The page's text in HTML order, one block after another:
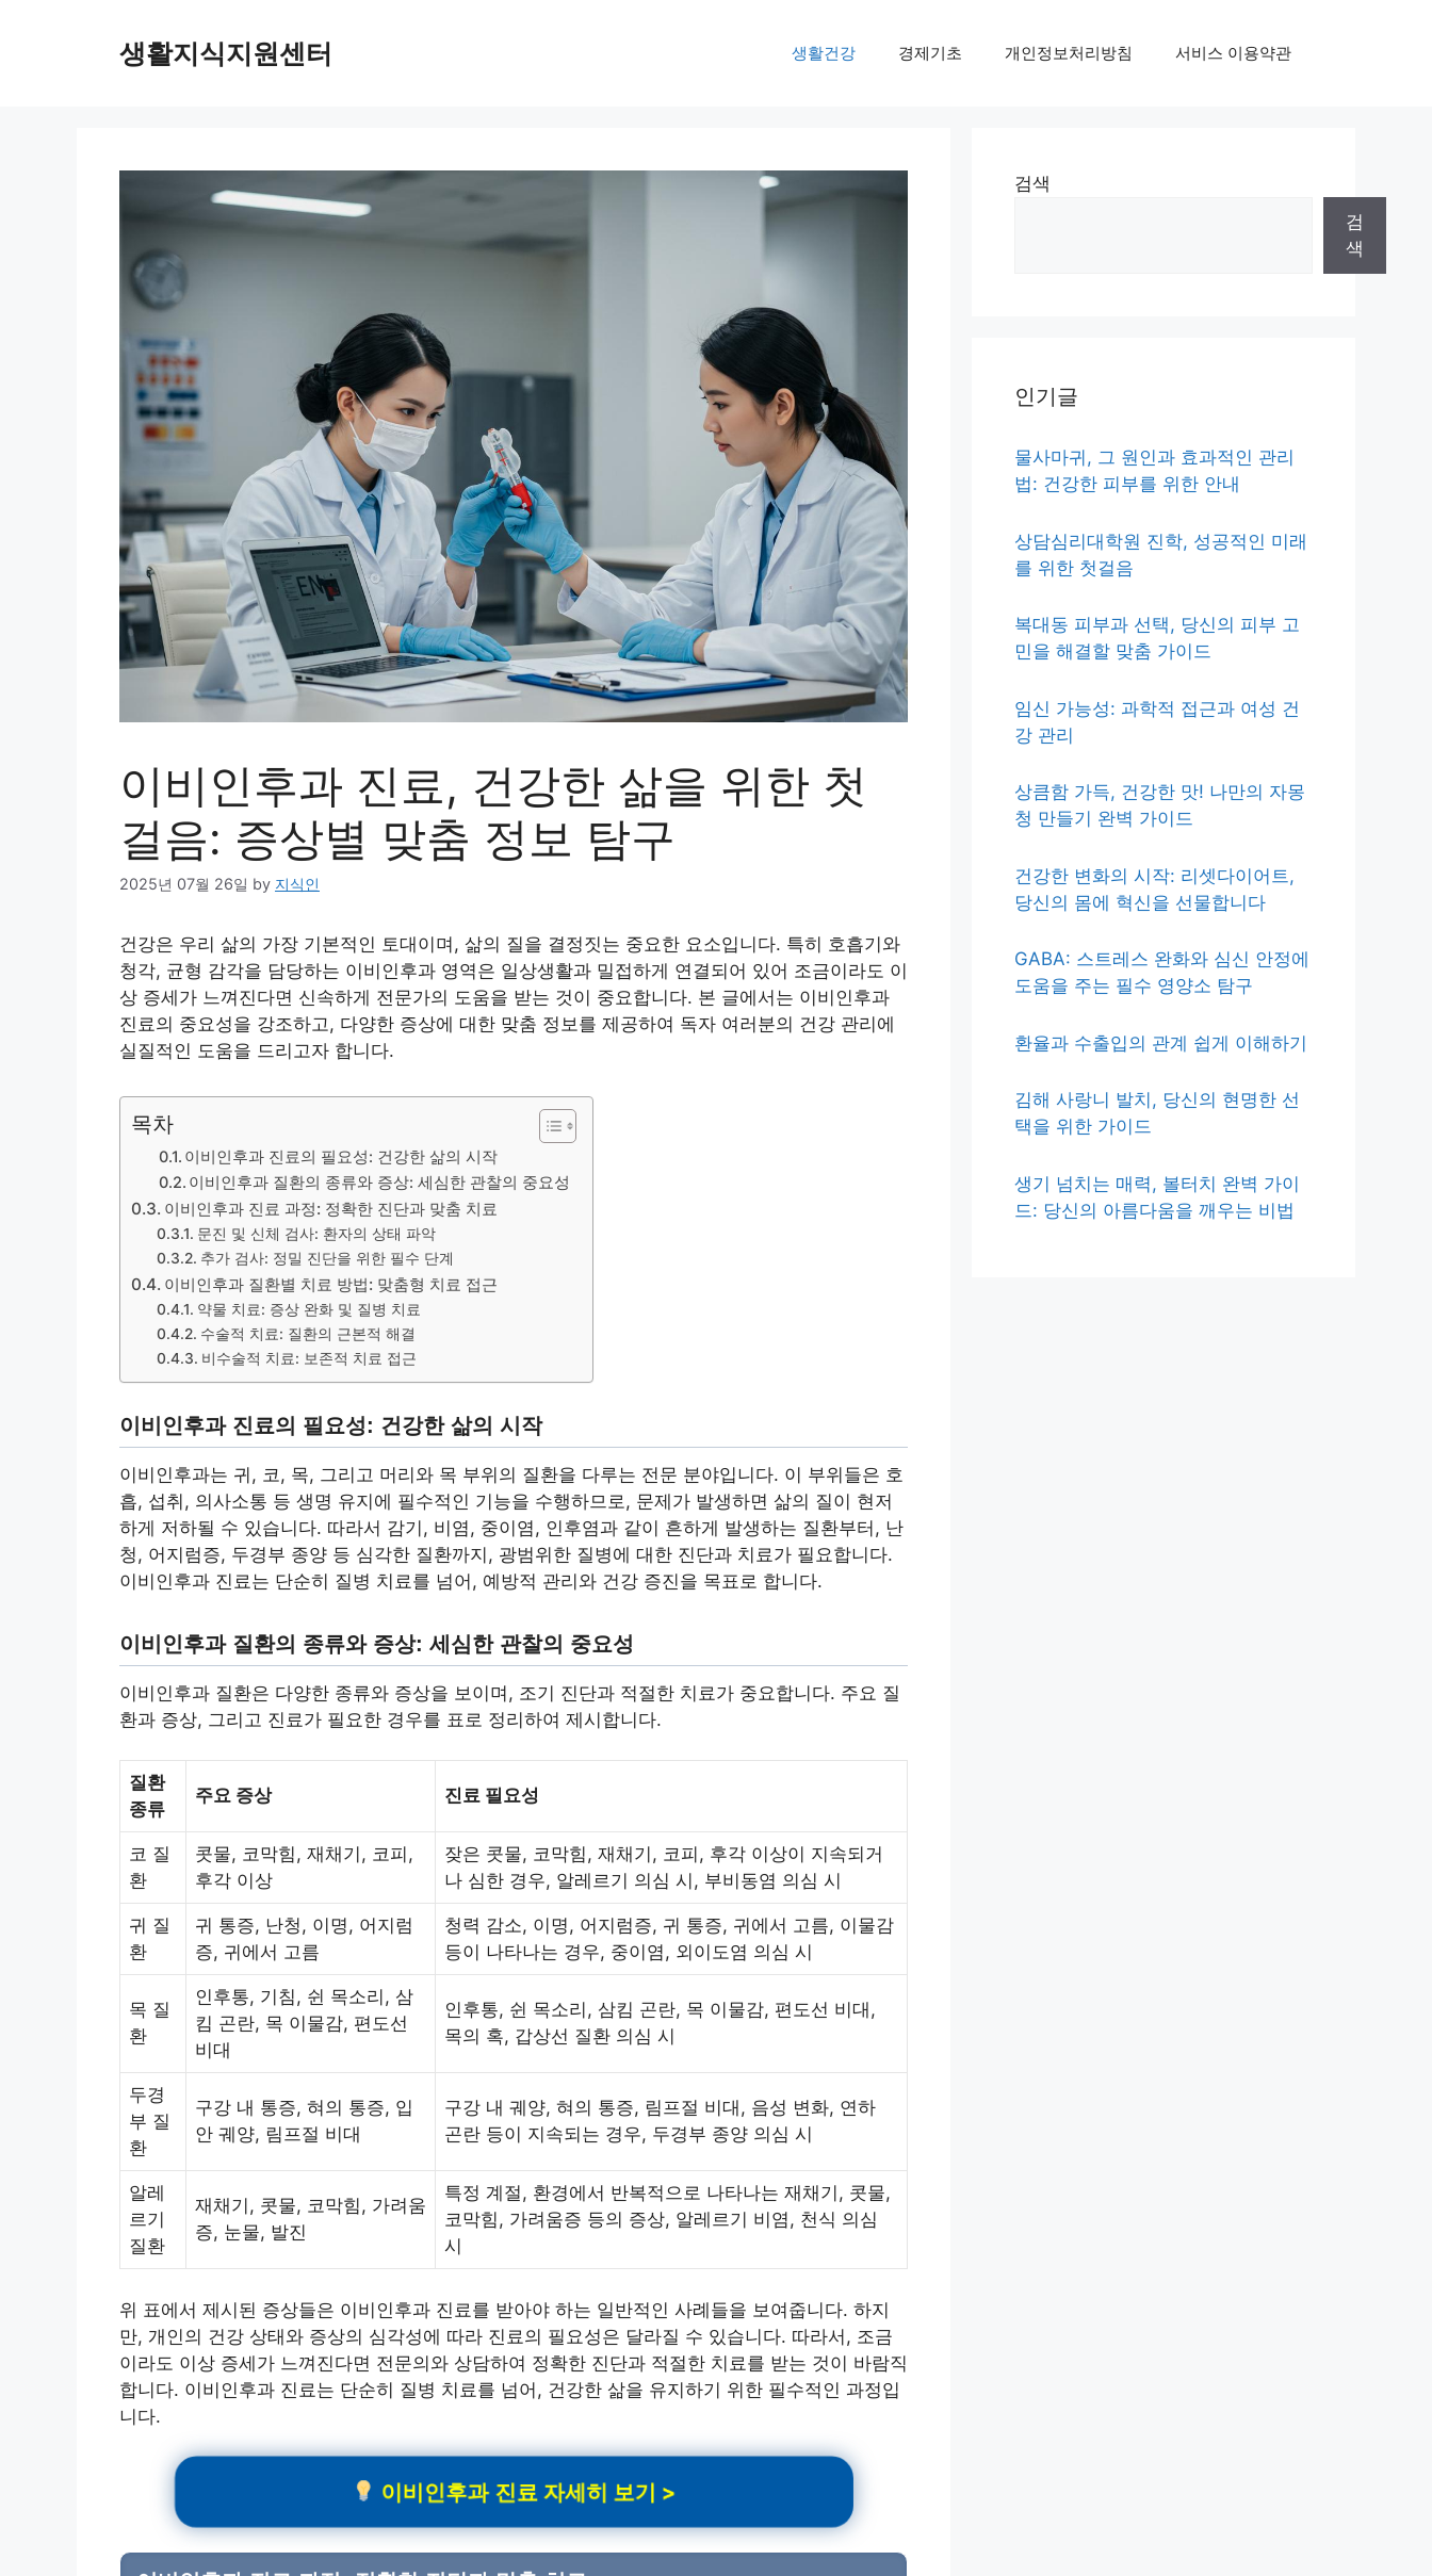
생활지식지원센터 생활건강 경제기초 개인정보처리방침 서비스 이용약관
이비인후과 진료, 건강한 삶을 위한 첫
걸음: 증상별 맞춤 정보 탐구
2025년 07월 26일 by 지식인
건강은 우리 삶의 가장 기본적인 토대이며, 삶의 질을 결정짓는 중요한 요소입니다. 특히 호흡기와
청각, 균형 감각을 담당하는 이비인후과 영역은 일상생활과 밀접하게 연결되어 있어 조금이라도 이
상 증세가 느껴진다면 신속하게 전문가의 도움을 받는 것이 중요합니다. 본 글에서는 이비인후과
진료의 중요성을 강조하고, 다양한 증상에 대한 맞춤 정보를 제공하여 독자 여러분의 건강 관리에
실질적인 도움을 드리고자 합니다.
목차
이비인후과 진료의 필요성: 건강한 삶의 시작
이비인후과 질환의 종류와 증상: 세심한 관찰의 중요성
이비인후과 진료 과정: 정확한 진단과 맞춤 치료
문진 및 신체 검사: 환자의 상태 파악
추가 검사: 정밀 진단을 위한 필수 단계
이비인후과 질환별 치료 방법: 맞춤형 치료 접근
약물 치료: 증상 완화 및 질병 치료
수술적 치료: 질환의 근본적 해결
비수술적 치료: 보존적 치료 접근
이비인후과 진료의 필요성: 건강한 삶의 시작
이비인후과는 귀, 코, 목, 그리고 머리와 목 부위의 질환을 다루는 전문 분야입니다. 이 부위들은 호
흡, 섭취, 의사소통 등 생명 유지에 필수적인 기능을 수행하므로, 문제가 발생하면 삶의 질이 현저
하게 저하될 수 있습니다. 따라서 감기, 비염, 중이염, 인후염과 같이 흔하게 발생하는 질환부터, 난
청, 어지럼증, 두경부 종양 등 심각한 질환까지, 광범위한 질병에 대한 진단과 치료가 필요합니다.
이비인후과 진료는 단순히 질병 치료를 넘어, 예방적 관리와 건강 증진을 목표로 합니다.
이비인후과 질환의 종류와 증상: 세심한 관찰의 중요성
이비인후과 질환은 다양한 종류와 증상을 보이며, 조기 진단과 적절한 치료가 중요합니다. 주요 질
환과 증상, 그리고 진료가 필요한 경우를 표로 정리하여 제시합니다.
질환
종류
주요 증상 진료 필요성
코 질
환
콧물, 코막힘, 재채기, 코피,
후각 이상
잦은 콧물, 코막힘, 재채기, 코피, 후각 이상이 지속되거
나 심한 경우, 알레르기 의심 시, 부비동염 의심 시
귀 질
환
귀 통증, 난청, 이명, 어지럼
증, 귀에서 고름
청력 감소, 이명, 어지럼증, 귀 통증, 귀에서 고름, 이물감
등이 나타나는 경우, 중이염, 외이도염 의심 시
목 질
환
인후통, 기침, 쉰 목소리, 삼
킴 곤란, 목 이물감, 편도선
비대
인후통, 쉰 목소리, 삼킴 곤란, 목 이물감, 편도선 비대,
목의 혹, 갑상선 질환 의심 시
두경
부 질
환
구강 내 통증, 혀의 통증, 입
안 궤양, 림프절 비대
구강 내 궤양, 혀의 통증, 림프절 비대, 음성 변화, 연하
곤란 등이 지속되는 경우, 두경부 종양 의심 시
알레
르기
질환
재채기, 콧물, 코막힘, 가려움
증, 눈물, 발진
특정 계절, 환경에서 반복적으로 나타나는 재채기, 콧물,
코막힘, 가려움증 등의 증상, 알레르기 비염, 천식 의심
시
위 표에서 제시된 증상들은 이비인후과 진료를 받아야 하는 일반적인 사례들을 보여줍니다. 하지
만, 개인의 건강 상태와 증상의 심각성에 따라 진료의 필요성은 달라질 수 있습니다. 따라서, 조금
이라도 이상 증세가 느껴진다면 전문의와 상담하여 정확한 진단과 적절한 치료를 받는 것이 바람직
합니다. 이비인후과 진료는 단순히 질병 치료를 넘어, 건강한 삶을 유지하기 위한 필수적인 과정입
니다.
이비인후과 진료 자세히 보기 >
검색
검
색
인기글
물사마귀, 그 원인과 효과적인 관리
법: 건강한 피부를 위한 안내
상담심리대학원 진학, 성공적인 미래
를 위한 첫걸음
복대동 피부과 선택, 당신의 피부 고
민을 해결할 맞춤 가이드
임신 가능성: 과학적 접근과 여성 건
강 관리
상큼함 가득, 건강한 맛! 나만의 자몽
청 만들기 완벽 가이드
건강한 변화의 시작: 리셋다이어트,
당신의 몸에 혁신을 선물합니다
GABA: 스트레스 완화와 심신 안정에
도움을 주는 필수 영양소 탐구
환율과 수출입의 관계 쉽게 이해하기
김해 사랑니 발치, 당신의 현명한 선
택을 위한 가이드
생기 넘치는 매력, 볼터치 완벽 가이
드: 당신의 아름다움을 깨우는 비법